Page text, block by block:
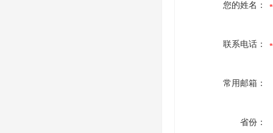
您的姓名：
联系电话：
常用邮箱：
省份：